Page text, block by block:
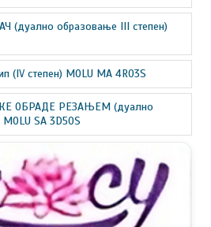
(дуално образовање III степен)
(IV степен) MOLU MA 4R03S
ОБРАДЕ РЕЗАЊЕМ (дуално
SA 3D50S